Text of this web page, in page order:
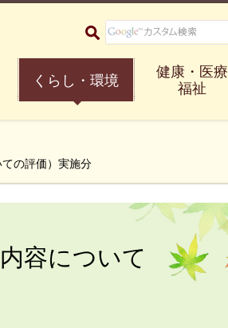
City
くらし・環境
健康・医療
福祉
の評価）実施分
容について